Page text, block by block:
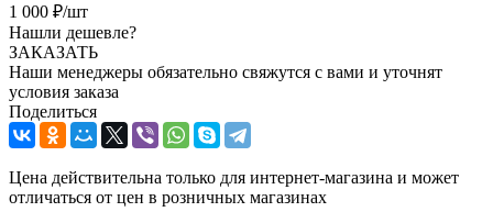
1 000 ₽/шт
Нашли дешевле?
ЗАКАЗАТЬ
Наши менеджеры обязательно свяжутся с вами и уточнят
условия заказа
Поделиться
Цена действительна только для интернет-магазина и может
отличаться от цен в розничных магазинах